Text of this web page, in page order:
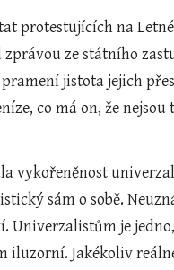
protestujících na
zprávou ze státního
jistota jejich
co má on, že
vykořeněnost
sám o sobě.
je
iluzorní. Jakékoliv